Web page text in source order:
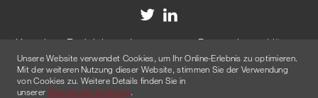
Kontakt Redaktion Impressum
Datenschutzerklärung
Disclaimer
Werbung
© 2026 Created byAGENTUR AM WASSER
Unsere Website verwendet Cookies, um Ihr Online-Erlebnis zu optimieren.
Mit der weiteren Nutzung dieser Website, stimmen Sie der Verwendung
von Cookies zu. Weitere Details finden Sie in
unserer Datenschutzerklärung.